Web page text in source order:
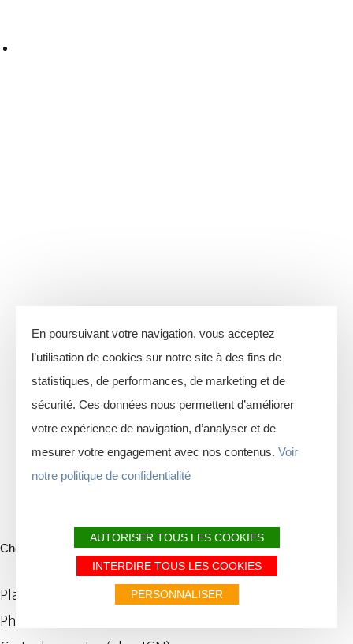
Choix du fond de carte
Plan IGN
Photos aériennes / IGN
En poursuivant votre navigation, vous acceptez
l’utilisation de cookies sur notre site à des fins de
statistiques, de performances, de marketing et de
sécurité. Ces données nous permettent d’améliorer
votre expérience de navigation, d’analyser et de
mesurer votre engagement avec nos contenus. Voir
notre politique de confidentialité
AUTORISER TOUS LES COOKIES
INTERDIRE TOUS LES COOKIES
PERSONNALISER